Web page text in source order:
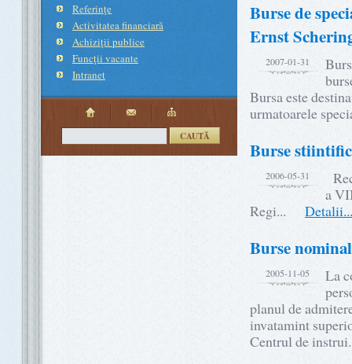
Referinţe
Activitatea financiară
Achiziţii publice
Funcţii vacante
Intranet
CAUTĂ
Burse de
Ernst
2007-01-31
Bursa este
urmatoarele
Burse
2006-05-31
a
Regi... Detalii...
Burse
2005-11-05
La
planul de
invatamint
Centrul de